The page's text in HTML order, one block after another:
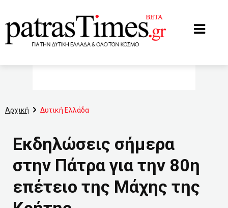
Αρχική Δυτική Ελλάδα
Εκδηλώσεις σήμερα
στην Πάτρα για την 80η
επέτειο της Μάχης της